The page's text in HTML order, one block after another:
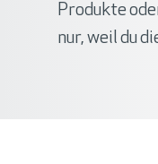
Produkte
nur, weil du